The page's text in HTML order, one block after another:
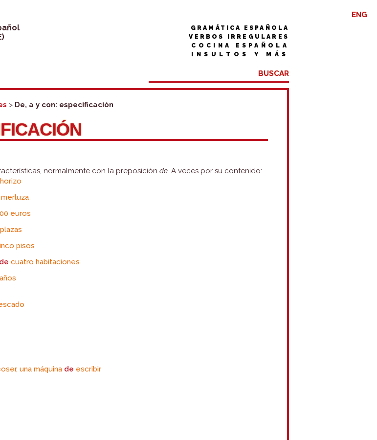
GRAMÁTICA ESPAÑOLA
VERBOS IRREGULARES
COCINA ESPAÑOLA
INSULTOS Y MÁS
ENG
> De, a y con: especificación
normalmente con la preposiciónde.A veces por su contenido:
merluza
euros
pisos
de cuatro habitaciones
una máquina de escribir